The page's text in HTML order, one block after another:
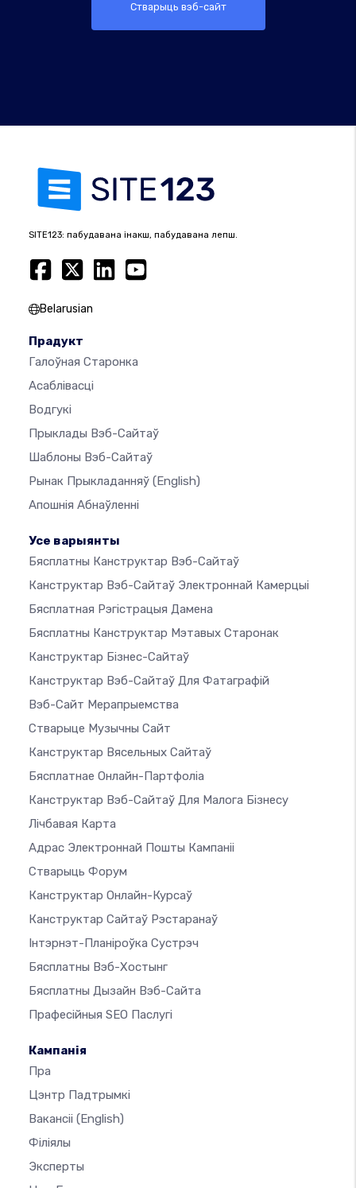
Стварыць вэб-сайт
SITE123: пабудавана інакш, пабудавана лепш.
Belarusian
Прадукт
Галоўная Старонка
Асаблівасці
Водгукі
Прыклады Вэб-Сайтаў
Шаблоны Вэб-Сайтаў
Рынак Прыкладанняў (English)
Апошнія Абнаўленні
Усе варыянты
Бясплатны Канструктар Вэб-Сайтаў
Канструктар Вэб-Сайтаў Электроннай Камерцыі
Бясплатная Рэгістрацыя Дамена
Бясплатны Канструктар Мэтавых Старонак
Канструктар Бізнес-Сайтаў
Канструктар Вэб-Сайтаў Для Фатаграфій
Вэб-Сайт Мерапрыемства
Стварыце Музычны Сайт
Канструктар Вясельных Сайтаў
Бясплатнае Онлайн-Партфоліа
Канструктар Вэб-Сайтаў Для Малога Бізнесу
Лічбавая Карта
Адрас Электроннай Пошты Кампаніі
Стварыць Форум
Канструктар Онлайн-Курсаў
Канструктар Сайтаў Рэстаранаў
Інтэрнэт-Планіроўка Сустрэч
Бясплатны Вэб-Хостынг
Бясплатны Дызайн Вэб-Сайта
Прафесійныя SEO Паслугі
Кампанія
Пра
Цэнтр Падтрымкі
Вакансіі (English)
Філіялы
Эксперты